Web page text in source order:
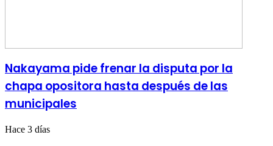
Nakayama pide frenar la disputa por la
chapa opositora hasta después de las
municipales
Hace 3 días